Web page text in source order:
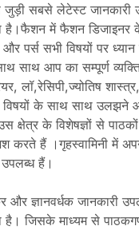
सबसे लेटेस्ट जानकारी
है।फैशन में फैशन डिजाइनर
पर्स सभी विषयों पर
साथ आप का सम्पूर्ण
लॉ,रेसिपी,ज्योतिष
के साथ साथ उलझने
क्षेत्र के विशेषज्ञों से
करते हैं ।गृहस्वामिनी में
हैं।
और ज्ञानवर्धक जानकारी
है। जिसके माध्यम से